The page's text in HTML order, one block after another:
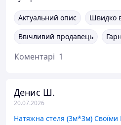
Актуальний опис
Швидко
Ввічливий продавець
Коментарі 1
Денис Ш.
20.07.2026